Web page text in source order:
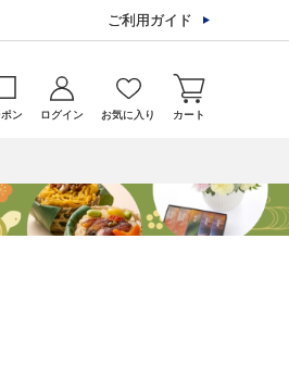
ご利用ガイド
ン ログイン お気に入り カート